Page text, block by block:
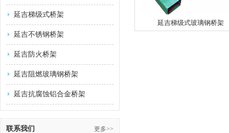
延吉梯级式桥架
延吉不锈钢桥架
延吉防火桥架
延吉阻燃玻璃钢桥架
延吉抗腐蚀铝合金桥架
联系我们 更多>>
延吉梯级式玻璃钢桥架